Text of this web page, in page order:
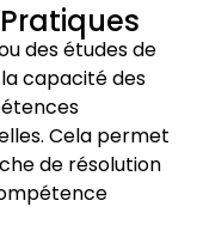
des études de
capacité des
Cela permet
de résolution